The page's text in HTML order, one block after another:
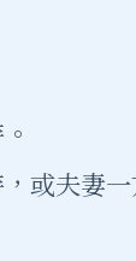
或夫妻